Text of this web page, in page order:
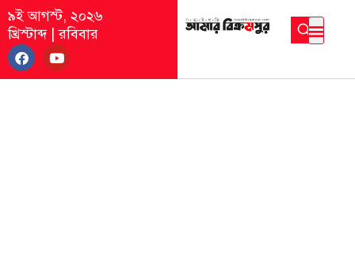
৯ই আগস্ট, ২০২৬
খ্রিস্টাব্দ|রবিবার